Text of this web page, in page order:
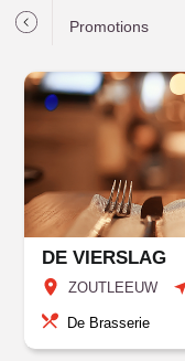
Promotions
DE VIERSLAG
ZOUTLEEUW
De Brasserie